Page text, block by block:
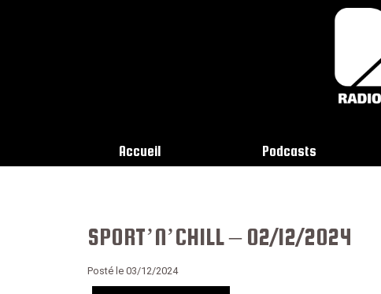
Accueil Podcasts
SPORT’N’CHILL – 02/12/2024
Posté le 03/12/2024